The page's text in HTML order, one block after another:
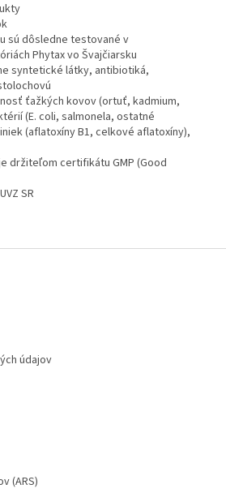
sú dôsledne testované v
Phytax vo Švajčiarsku
syntetické látky, antibiotiká,
ťažkých kovov (ortuť, kadmium,
(E. coli, salmonela, ostatné
(aflatoxíny B1, celkové aflatoxíny),
držiteľom certifikátu GMP (Good
SR
údajov
(ARS)